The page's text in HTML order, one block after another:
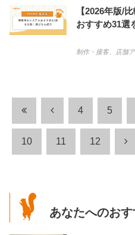
【2026年版/
おすすめ31選
制作・接客、 店舗
4 5
10 11 12
あなたへのお